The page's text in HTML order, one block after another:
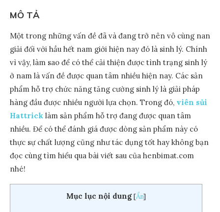
MÔ TẢ
Một trong những vấn đề đã và đang trở nên vô cùng nan
giải đối với hầu hết nam giới hiện nay đó là sinh lý. Chính
vì vậy, làm sao để có thể cải thiện được tình trạng sinh lý
ở nam là vấn đề được quan tâm nhiều hiện nay. Các sản
phẩm hỗ trợ chức năng tăng cường sinh lý là giải pháp
hàng đầu được nhiều người lựa chọn. Trong đó, viên sủi
Hattrick làm sản phẩm hỗ trợ đang được quan tâm
nhiều. Để có thể đánh giá được dòng sản phẩm này có
thực sự chất lượng cũng như tác dụng tốt hay không bạn
đọc cùng tìm hiểu qua bài viết sau của henbimat.com
nhé!
Mục lục nội dung [Ẩn]